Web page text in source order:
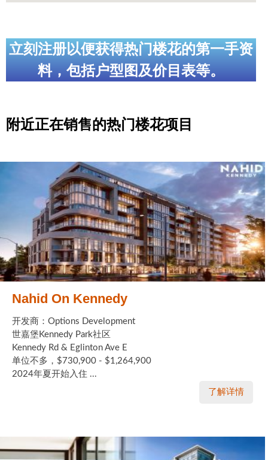
立刻注册以便获得热门楼花的第一手资
料，包括户型图及价目表等。
附近正在销售的热门楼花项目
Nahid On Kennedy
开发商：Options Development
世嘉堡Kennedy Park社区
Kennedy Rd & Eglinton Ave E
单位不多，$730,900 - $1,264,900
2024年夏开始入住 ...
了解详情